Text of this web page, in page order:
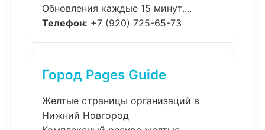
Обновления каждые 15 минут....
Телефон: +7 (920) 725-65-73
Город Pages Guide
Желтые страницы организаций в
Нижний Новгород